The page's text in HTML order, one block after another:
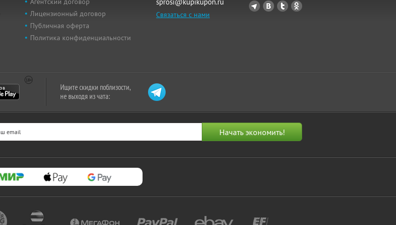
Лицензионный договор
Публичная оферта
Политика конфиденциальности
Связаться с нами
Ищите скидки поблизости,
не выходя из чата: